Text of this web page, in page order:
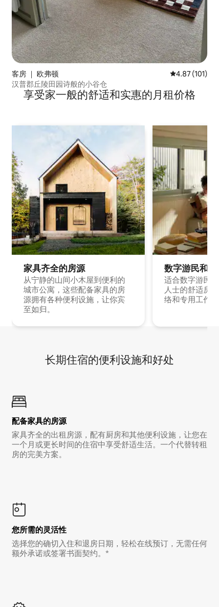
客房 ｜ 欧弗顿 平均评分 4.87
4.87 (101)
汉普郡丘陵田园诗般的小谷仓
享受家一般的舒适和实惠的月租价格
家具齐全的房源
从宁静的山间小木屋到便利的
城市公寓，这些配备家具的房
源拥有各种便利设施，让你宾
至如归。
数字游民和
适合数字游民
人士的舒适房
络和专用工作
长期住宿的便利设施和好处
配备家具的房源
家具齐全的出租房源，配有厨房和其他便利设施，让您在
一个月或更长时间的住宿中享受舒适生活。一个代替转租
房的完美方案。
您所需的灵活性
选择您的确切入住和退房日期，轻松在线预订，无需任何
额外承诺或签署书面契约。*